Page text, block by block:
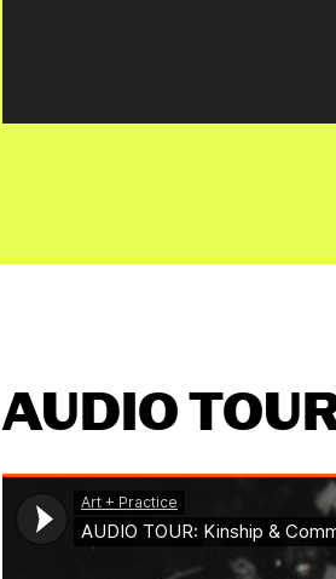
AUDIO
AUDIO TOUR: Kinship & Community: